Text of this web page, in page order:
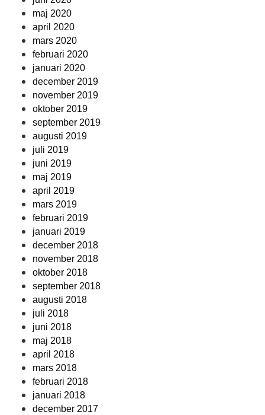
maj 2020
april 2020
mars 2020
februari 2020
januari 2020
december 2019
november 2019
oktober 2019
september 2019
augusti 2019
juli 2019
juni 2019
maj 2019
april 2019
mars 2019
februari 2019
januari 2019
december 2018
november 2018
oktober 2018
september 2018
augusti 2018
juli 2018
juni 2018
maj 2018
april 2018
mars 2018
februari 2018
januari 2018
december 2017